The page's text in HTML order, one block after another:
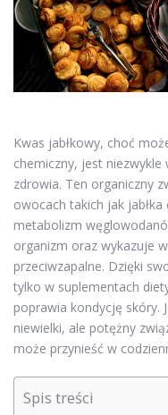
Kwas jabłkowy, choć
chemiczny, jest
zdrowia. Ten organiczny
owocach takich jak
metabolizm
organizm oraz wykazuje
przeciwzapalne. Dzięki
tylko w suplementach
poprawia kondycję skóry.
niewielki, ale potężny
może przynieść w
Spis treści